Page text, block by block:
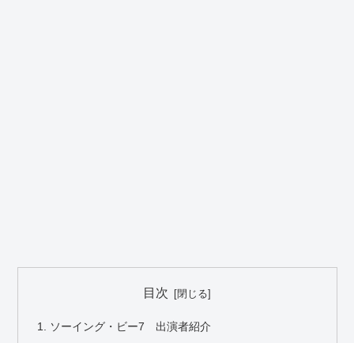
目次
ソーイング・ビー7 出演者紹介